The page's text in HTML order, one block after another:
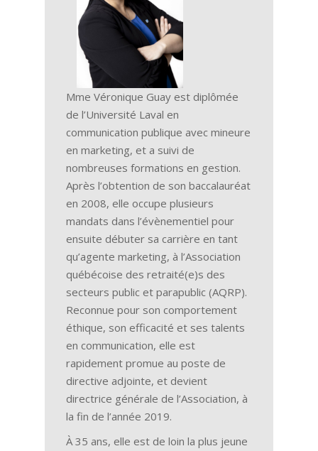
Mme Véronique Guay est diplômée
de l’Université Laval en
communication publique avec mineure
en marketing, et a suivi de
nombreuses formations en gestion.
Après l’obtention de son baccalauréat
en 2008, elle occupe plusieurs
mandats dans l’évènementiel pour
ensuite débuter sa carrière en tant
qu’agente marketing, à l’Association
québécoise des retraité(e)s des
secteurs public et parapublic (AQRP).
Reconnue pour son comportement
éthique, son efficacité et ses talents
en communication, elle est
rapidement promue au poste de
directive adjointe, et devient
directrice générale de l’Association, à
la fin de l’année 2019.
À 35 ans, elle est de loin la plus jeune